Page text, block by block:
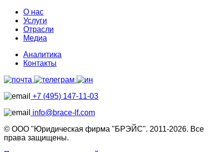
О нас
Услуги
Отрасли
Медиа
Аналитика
Контакты
+7 (495) 147-11-03
info@brace-lf.com
© ООО "Юридическая фирма "БРЭЙС". 2011-2026. Все
права защищены.